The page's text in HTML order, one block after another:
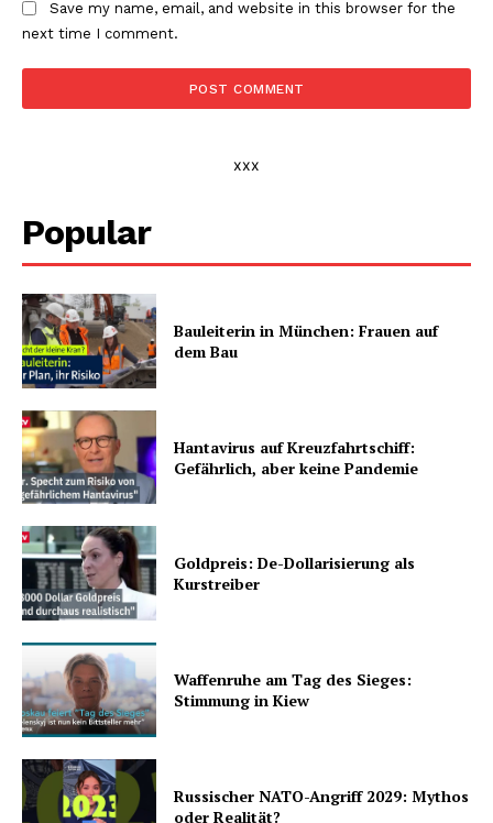
Save my name, email, and website in this browser for the
next time I comment.
xxx
Popular
Bauleiterin in München: Frauen auf
dem Bau
Hantavirus auf Kreuzfahrtschiff:
Gefährlich, aber keine Pandemie
Goldpreis: De-Dollarisierung als
Kurstreiber
Waffenruhe am Tag des Sieges:
Stimmung in Kiew
Russischer NATO-Angriff 2029: Mythos
oder Realität?